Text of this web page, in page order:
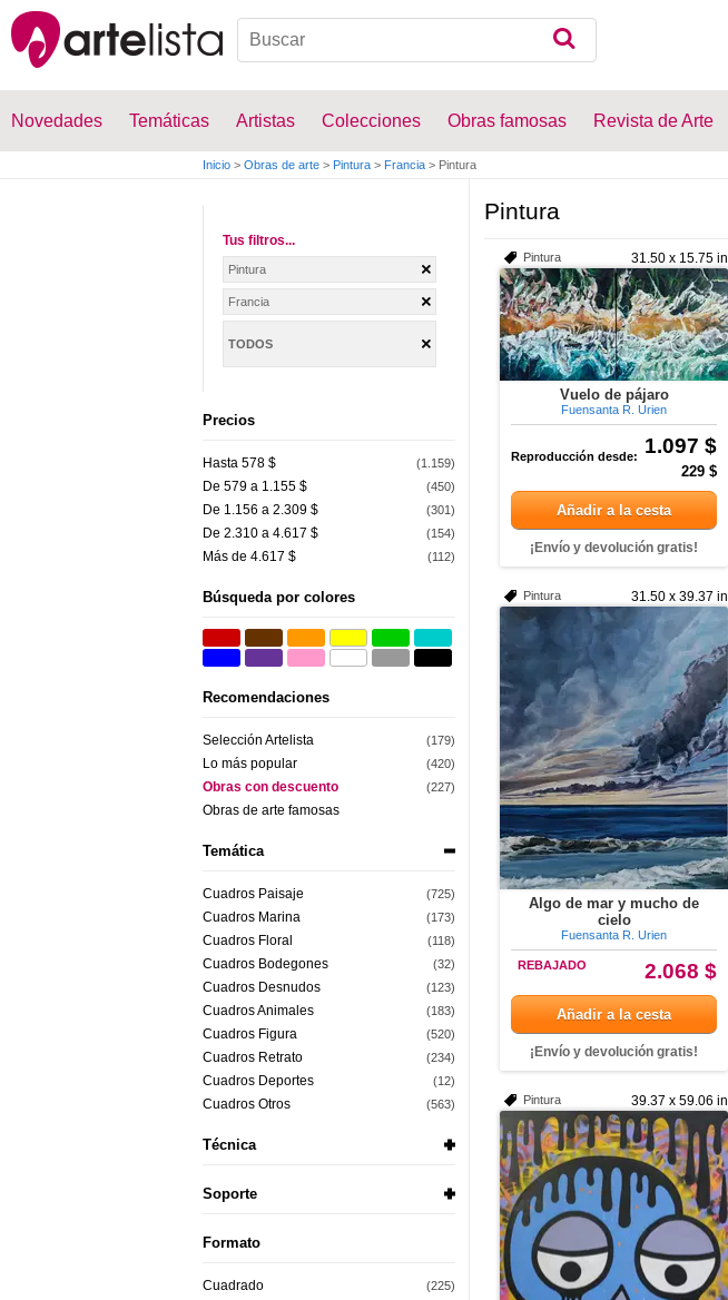
Novedades Temáticas Artistas Colecciones Obras famosas Revista de Arte
Inicio > Obras de arte > Pintura > Francia > Pintura
Tus filtros...
Pintura
Francia
TODOS
Precios
Hasta 578 $ (1.159)
De 579 a 1.155 $ (450)
De 1.156 a 2.309 $ (301)
De 2.310 a 4.617 $ (154)
Más de 4.617 $ (112)
Búsqueda por colores
Recomendaciones
Selección Artelista (179)
Lo más popular (420)
Obras con descuento (227)
Obras de arte famosas
Temática
Cuadros Paisaje (725)
Cuadros Marina (173)
Cuadros Floral (118)
Cuadros Bodegones (32)
Cuadros Desnudos (123)
Cuadros Animales (183)
Cuadros Figura (520)
Cuadros Retrato (234)
Cuadros Deportes (12)
Cuadros Otros (563)
Técnica
Soporte
Formato
Cuadrado (225)
Pintura
31.50 x 15.75 in
Pintura
Vuelo de pájaro
Fuensanta R. Urien
1.097 $
Reproducción desde:
229 $
Añadir a la cesta
¡Envío y devolución gratis!
31.50 x 39.37 in
Pintura
Algo de mar y mucho de
cielo
Fuensanta R. Urien
2.068 $
REBAJADO
Añadir a la cesta
¡Envío y devolución gratis!
39.37 x 59.06 in
Pintura